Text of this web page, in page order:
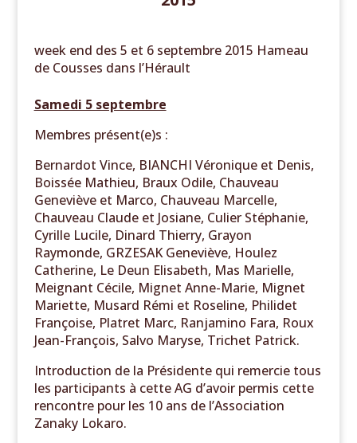
week end des 5 et 6 septembre 2015 Hameau
de Cousses dans l’Hérault
Samedi 5 septembre
Membres présent(e)s :
Bernardot Vince, BIANCHI Véronique et Denis,
Boissée Mathieu, Braux Odile, Chauveau
Geneviève et Marco, Chauveau Marcelle,
Chauveau Claude et Josiane, Culier Stéphanie,
Cyrille Lucile, Dinard Thierry, Grayon
Raymonde, GRZESAK Geneviève, Houlez
Catherine, Le Deun Elisabeth, Mas Marielle,
Meignant Cécile, Mignet Anne-Marie, Mignet
Mariette, Musard Rémi et Roseline, Philidet
Françoise, Platret Marc, Ranjamino Fara, Roux
Jean-François, Salvo Maryse, Trichet Patrick.
Introduction de la Présidente qui remercie tous
les participants à cette AG d’avoir permis cette
rencontre pour les 10 ans de l’Association
Zanaky Lokaro.